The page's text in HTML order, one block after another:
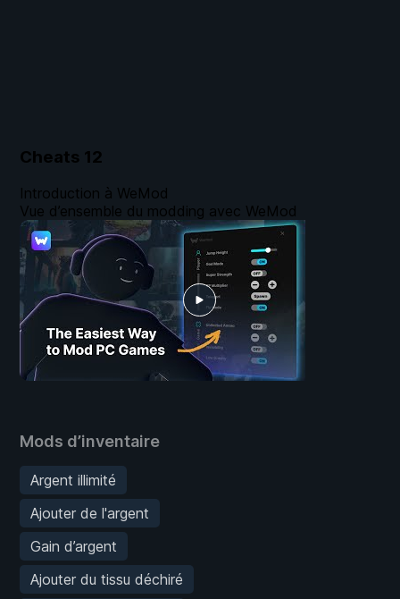
Cheats 12
Mods d’inventaire
Argent illimité
Ajouter de l'argent
Gain d’argent
Ajouter du tissu déchiré
Introduction à WeMod
Vue d’ensemble du modding avec WeMod